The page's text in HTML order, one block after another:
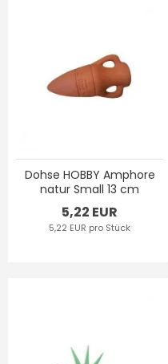
Dohse HOBBY Amphore
natur Small 13 cm
5,22 EUR
5,22 EUR pro Stück